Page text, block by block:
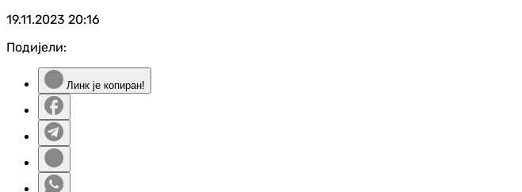
19.11.2023 20:16
Подијели:
Линк је копиран!